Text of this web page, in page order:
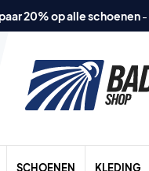
20% op alle schoenen-
SCHOENEN KLEDING